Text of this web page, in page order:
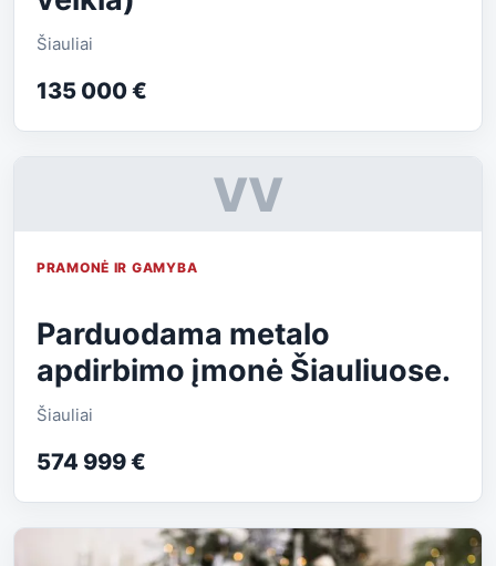
Šiauliai
135 000 €
VV
PRAMONĖ IR GAMYBA
Parduodama metalo
apdirbimo įmonė Šiauliuose.
Šiauliai
574 999 €